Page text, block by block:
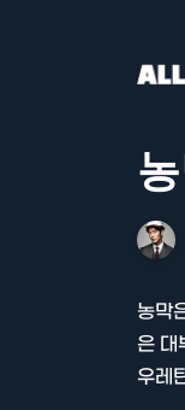
농막
은 대
우레